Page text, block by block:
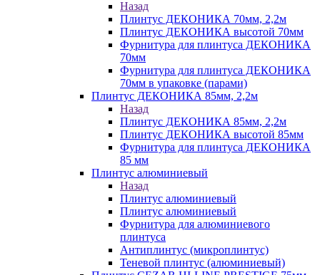
Назад
Плинтус ДЕКОНИКА 70мм, 2,2м
Плинтус ДЕКОНИКА высотой 70мм
Фурнитура для плинтуса ДЕКОНИКА
70мм
Фурнитура для плинтуса ДЕКОНИКА
70мм в упаковке (парами)
Плинтус ДЕКОНИКА 85мм, 2,2м
Назад
Плинтус ДЕКОНИКА 85мм, 2,2м
Плинтус ДЕКОНИКА высотой 85мм
Фурнитура для плинтуса ДЕКОНИКА
85 мм
Плинтус алюминиевый
Назад
Плинтус алюминиевый
Плинтус алюминиевый
Фурнитура для алюминиевого
плинтуса
Антиплинтус (микроплинтус)
Теневой плинтус (алюминиевый)